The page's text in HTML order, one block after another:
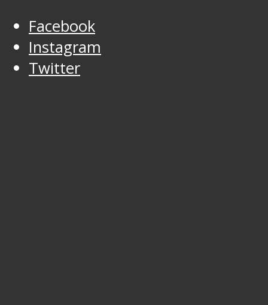
Facebook
Instagram
Twitter